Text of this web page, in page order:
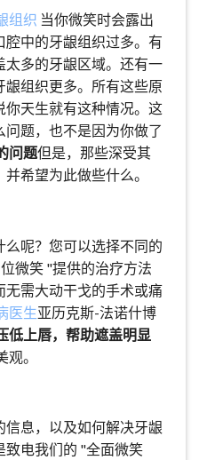
组织 当你微笑时会露出
腔中的牙龈组织过多。有
多的牙龈区域。还有一
组织更多。所有这些原
你天生就有这种情况。这
题，也不是因为你做了
问题但是，那些深受其
希望为此做些什么。
呢？您可以选择不同的
微笑 "提供的治疗方法
需大动干戈的手术或痛
医生亚历克斯-法诺什博
低上唇，帮助遮盖明显
。
息，以及如何解决牙龈
致电我们的 "全面微笑